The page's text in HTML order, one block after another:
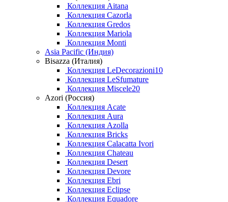
Коллекция Aitana
Коллекция Cazorla
Коллекция Gredos
Коллекция Mariola
Коллекция Monti
Asia Pacific (Индия)
Bisazza (Италия)
Коллекция LeDecorazioni10
Коллекция LeSfumature
Коллекция Miscele20
Azori (Россия)
Коллекция Acate
Коллекция Aura
Коллекция Azolla
Коллекция Bricks
Коллекция Calacatta Ivori
Коллекция Chateau
Коллекция Desert
Коллекция Devore
Коллекция Ebri
Коллекция Eclipse
Коллекция Equadore